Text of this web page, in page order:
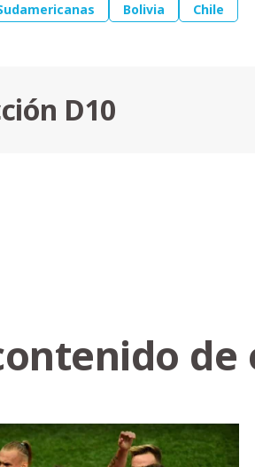
Bolivia Chile
D10
de